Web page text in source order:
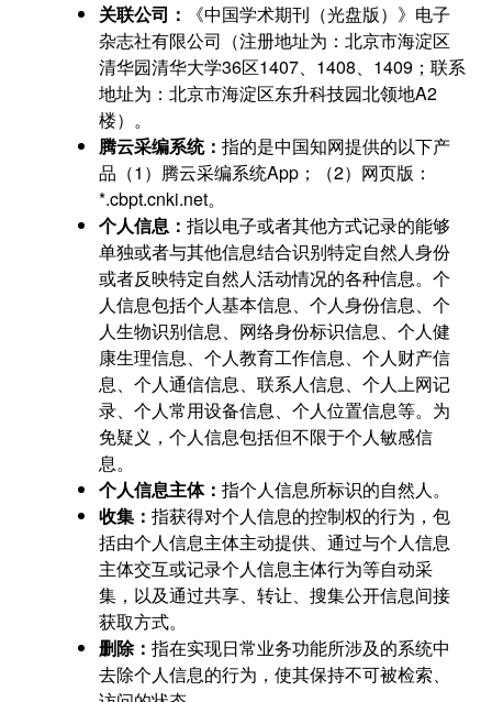
关联公司：
《中国学术期刊（光盘版）》电子
杂志社有限公司（注册地址为：北京市海淀区
清华园清华大学36区1407、1408、1409；联系
地址为：北京市海淀区东升科技园北领地A2
楼）。
腾云采编系统：指的是中国知网提供的以下产
品（1）腾云采编系统App；（2）网页版：
*.cbpt.cnki.net。
个人信息：指以电子或者其他方式记录的能够
单独或者与其他信息结合识别特定自然人身份
或者反映特定自然人活动情况的各种信息。个
人信息包括个人基本信息、个人身份信息、个
人生物识别信息、网络身份标识信息、个人健
康生理信息、个人教育工作信息、个人财产信
息、个人通信信息、联系人信息、个人上网记
录、个人常用设备信息、个人位置信息等。为
免疑义，个人信息包括但不限于个人敏感信
息。
个人信息主体：指个人信息所标识的自然人。
收集：指获得对个人信息的控制权的行为，包
括由个人信息主体主动提供、通过与个人信息
主体交互或记录个人信息主体行为等自动采
集，以及通过共享、转让、搜集公开信息间接
获取方式。
删除：指在实现日常业务功能所涉及的系统中
去除个人信息的行为，使其保持不可被检索、